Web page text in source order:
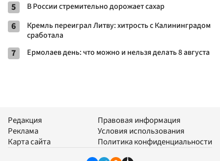
5 В России стремительно дорожает сахар
6
Кремль переиграл Литву: хитрость с Калининградом
сработала
7 Ермолаев день: что можно и нельзя делать 8 августа
Редакция
Реклама
Карта сайта
Правовая информация
Условия использования
Политика конфиденциальности